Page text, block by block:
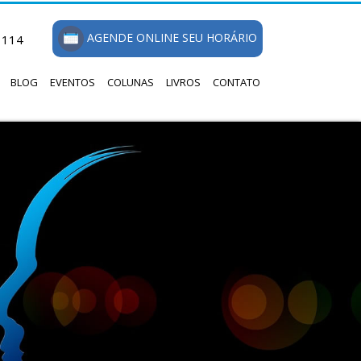
AGENDE ONLINE SEU HORÁRIO
BLOG EVENTOS COLUNAS LIVROS CONTATO